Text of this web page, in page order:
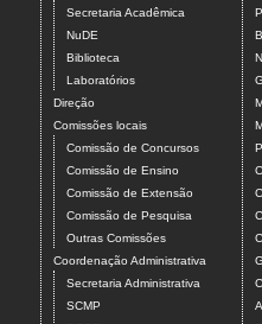
Secretaria Acadêmica
NuDE
Biblioteca
Laboratórios
Direção
Comissões locais
Comissão de Concursos
Comissão de Ensino
Comissão de Extensão
Comissão de Pesquisa
Outras Comissões
Coordenação Administrativa
Secretaria Administrativa
SCMP